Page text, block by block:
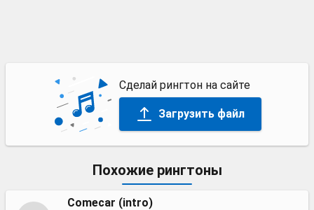
Сделай рингтон на сайте
Загрузить файл
Похожие рингтоны
Comecar (intro)